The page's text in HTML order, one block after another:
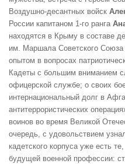
Воздушно-десантных войск
России капитаном 1-го ранга
находятся в Крыму в составе
им. Маршала Советского
опытом в вопросах
Кадеты с большим вниманием
офицерской службе; о своих
интернациональный долг в
антитеррористических
воинов во время Великой
очередь, с удовольствием
кадетского корпуса уже есть
будущей военной профессии: